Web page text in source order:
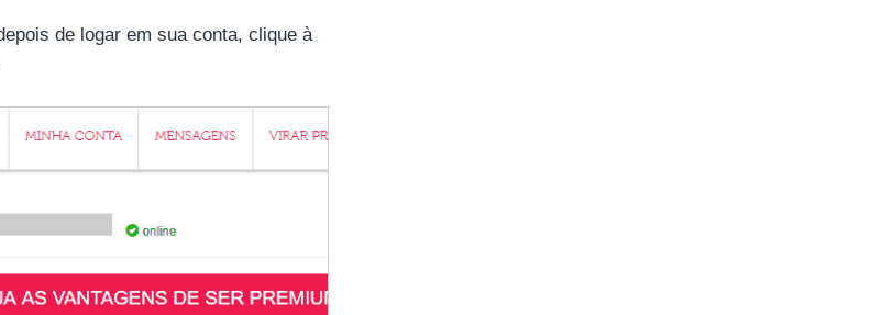
de logar em sua conta, clique à